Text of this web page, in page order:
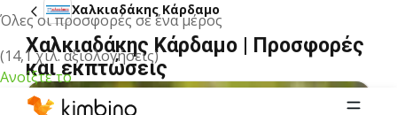
Όλες οι προσφορές σε ένα μέρος
(14,1 χιλ. αξιολογήσεις)
Ανοίξτε το
Χαλκιαδάκης Κάρδαμο
Χαλκιαδάκης Κάρδαμο | Προσφορές
και εκπτώσεις